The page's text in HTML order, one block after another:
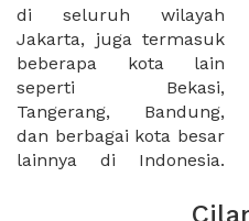
di seluruh wilayah
Jakarta, juga termasuk
beberapa kota lain
seperti Bekasi,
Tangerang, Bandung,
dan berbagai kota besar
lainnya di Indonesia.
hanya menyambut anda
dan tamu anda. kami
memastikan anda akan
melangsungkan press
conference yang sukses